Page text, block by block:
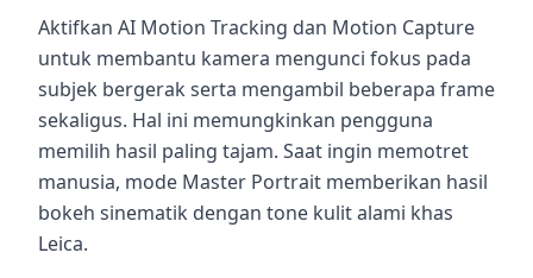
Aktifkan AI Motion Tracking dan Motion Capture
untuk membantu kamera mengunci fokus pada
subjek bergerak serta mengambil beberapa frame
sekaligus. Hal ini memungkinkan pengguna
memilih hasil paling tajam. Saat ingin memotret
manusia, mode Master Portrait memberikan hasil
bokeh sinematik dengan tone kulit alami khas
Leica.